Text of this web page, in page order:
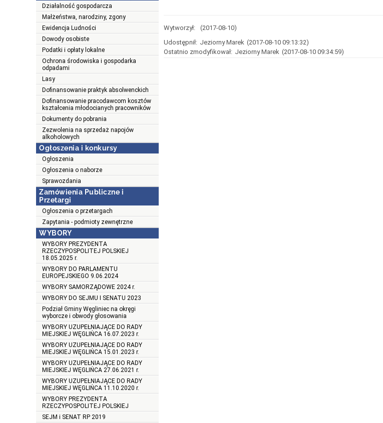
Działalność gospodarcza
Małżeństwa, narodziny, zgony
Ewidencja Ludności
Dowody osobiste
Podatki i opłaty lokalne
Ochrona środowiska i gospodarka
odpadami
Lasy
Dofinansowanie praktyk absolwenckich
Dofinansowanie pracodawcom kosztów
kształcenia młodocianych pracowników
Dokumenty do pobrania
Zezwolenia na sprzedaż napojów
alkoholowych
Ogłoszenia i konkursy
Ogłoszenia
Ogłoszenia o naborze
Sprawozdania
Zamówienia Publiczne i
Przetargi
Ogłoszenia o przetargach
Zapytania - podmioty zewnętrzne
WYBORY
WYBORY PREZYDENTA
RZECZYPOSPOLITEJ POLSKIEJ
18.05.2025 r.
WYBORY DO PARLAMENTU
EUROPEJSKIEGO 9.06.2024
WYBORY SAMORZĄDOWE 2024 r.
WYBORY DO SEJMU I SENATU 2023
Podział Gminy Węgliniec na okręgi
wyborcze i obwody głosowania
WYBORY UZUPEŁNIAJĄCE DO RADY
MIEJSKIEJ WĘGLIŃCA 16.07.2023 r.
WYBORY UZUPEŁNIAJĄCE DO RADY
MIEJSKIEJ WĘGLIŃCA 15.01.2023 r.
WYBORY UZUPEŁNIAJĄCE DO RADY
MIEJSKIEJ WĘGLIŃCA 27.06.2021 r.
WYBORY UZUPEŁNIAJĄCE DO RADY
MIEJSKIEJ WĘGLIŃCA 11.10.2020 r.
WYBORY PREZYDENTA
RZECZYPOSPOLITEJ POLSKIEJ
SEJM i SENAT RP 2019
Wytworzył:
(2017-08-10)
Udostępnił: Jeziorny Marek (2017-08-10 09:13:32)
Ostatnio zmodyfikował: Jeziorny Marek (2017-08-10 09:34:59)